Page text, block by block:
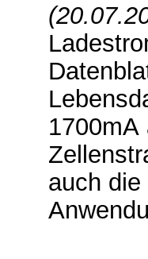
1700mA
auch